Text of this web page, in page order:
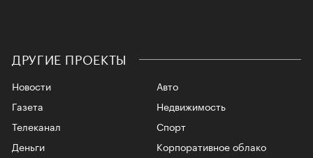
ДРУГИЕ ПРОЕКТЫ
Новости
Газета
Телеканал
Авто
Недвижимость
Спорт
Корпоративное облако
Деньги